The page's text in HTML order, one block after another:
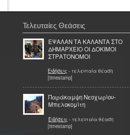
Τελευταίες Θεάσεις
ΕΨΑΛΑΝ ΤΑ ΚΑΛΑΝΤΑ ΣΤΟ
ΔΗΜΑΡΧΕΙΟ ΟΙ ΔΟΚΙΜΟΙ
ΣΤΡΑΤΟΝΟΜΟΙ
Ειδήσεις - τελευταία θέαση
[timestamp]
Παράκαμψη Νεοχωρίου-
Μπελοκομίτη
Ειδήσεις - τελευταία θέαση
[timestamp]